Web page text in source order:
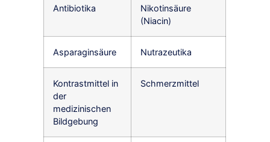
Antibiotika
Nikotinsäure
(Niacin)
Asparaginsäure Nutrazeutika
Kontrastmittel in
der
medizinischen
Bildgebung
Schmerzmittel